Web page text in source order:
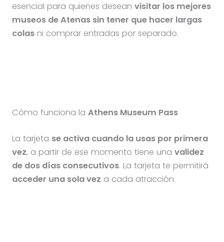
esencial para quienes desean visitar los mejores
museos de Atenas sin tener que hacer largas
colasni comprar entradas por separado.
Cómo funciona la Athens Museum Pass
La tarjeta se activa cuando la usas por primera
vez, a partir de ese momento tiene una validez
de dos días consecutivos. La tarjeta te permitirá
acceder una sola vez a cada atracción.